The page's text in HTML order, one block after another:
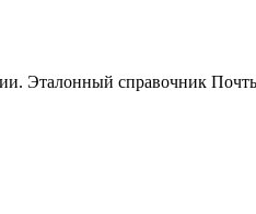
Эталонный справочник